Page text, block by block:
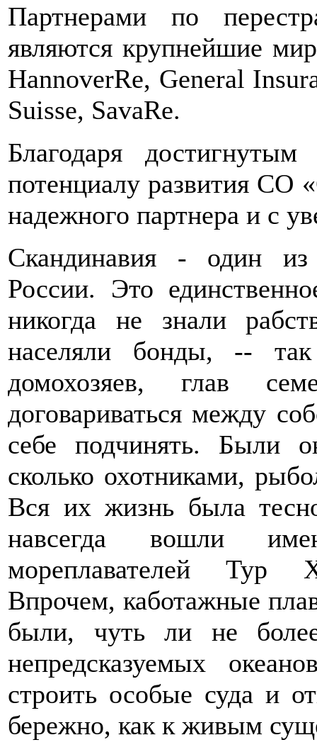
Партнерами по
являются крупнейшие
HannoverRe, General
Suisse, SavaRe.
Благодаря достигнутым
потенциалу развития СО
надежного партнера и с
Скандинавия - один из
России. Это
никогда не знали
населяли бонды, --
домохозяев, глав
договариваться между
себе подчинять. Были
сколько охотниками,
Вся их жизнь была
навсегда вошли
мореплавателей Тур
Впрочем, каботажные
были, чуть ли не
непредсказуемых
строить особые суда и
бережно, как к живым